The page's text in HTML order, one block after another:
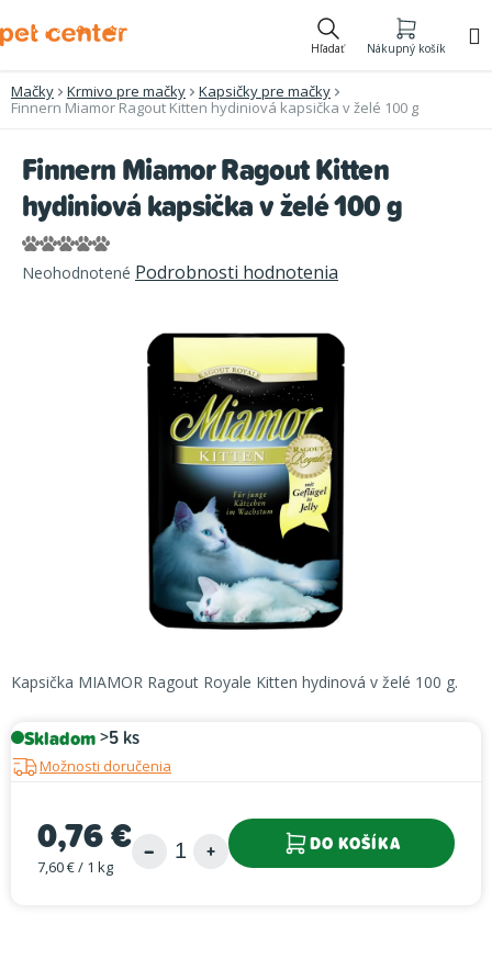
na
Hľadať Nákupný košík
Mačky Krmivo pre mačky
Kapsičky pre mačky
Finnern Miamor Ragout Kitten hydiniová kapsička v želé 100 g
Kapsička MIAMOR Ragout Royale Kitten hydinová v želé 100 g.
Skladom>5 ks
Možnosti doručenia
0,76 €
Jednotková cena:
7,60 € / 1 kg
DO KOŠÍKA
Finnern Miamor Ragout Kitten
hydiniová kapsička v želé 100 g
Priemerné
hodnotenie
Neohodnotené Podrobnosti hodnotenia